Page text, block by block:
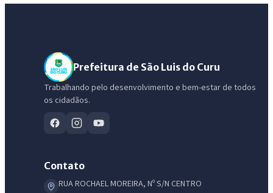
Prefeitura de São Luis do Curu
Trabalhando pelo desenvolvimento e bem-estar de todos
os cidadãos.
Contato
RUA ROCHAEL MOREIRA, Nº S/N CENTRO